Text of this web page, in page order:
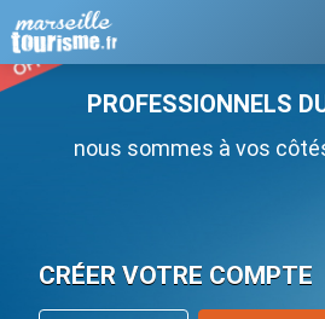
PROFESSIONNELS
nous sommes à vos
CRÉER VOTRE COMPTE